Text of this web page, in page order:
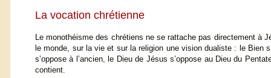
La vocation chrétienne
Le monothéisme des chrétiens ne se rattache pas directement à
le monde, sur la vie et sur la religion une vision dualiste : le Bien
s’oppose à l’ancien, le Dieu de Jésus s’oppose au Dieu du
contient.